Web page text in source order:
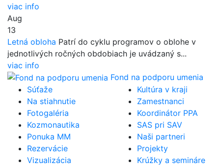
viac info
Aug
13
Letná obloha Patrí do cyklu programov o oblohe v
jednotlivých ročných obdobiach je uvádzaný s...
viac info
Fond na podporu umenia
Súťaže
Na stiahnutie
Fotogaléria
Kozmonautika
Ponuka MM
Rezervácie
Vizualizácia
Kultúra v kraji
Zamestnanci
Koordinátor PPA
SAS pri SAV
Naši partneri
Projekty
Krúžky a semináre